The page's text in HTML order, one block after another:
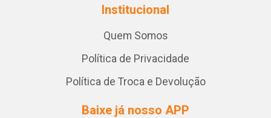
Institucional
Quem Somos
Política de Privacidade
Política de Troca e Devolução
Baixe já nosso APP